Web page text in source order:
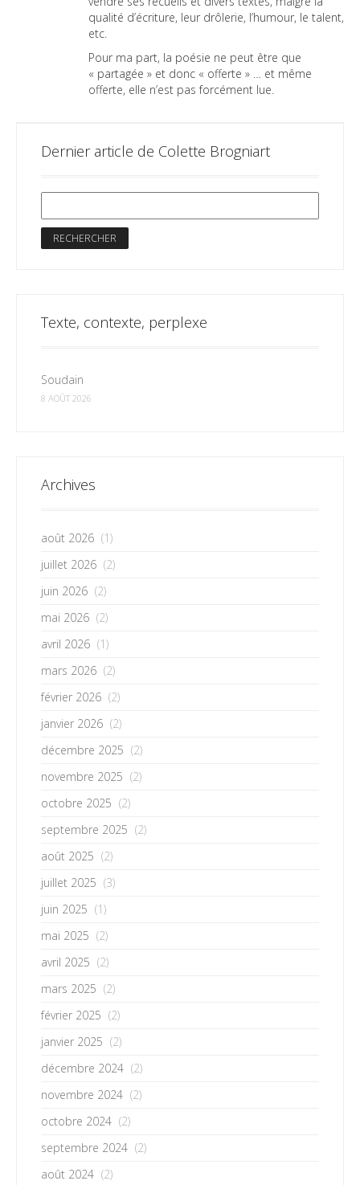
qualité d’écriture, leur drôlerie, l’humour, le talent,
etc.
Pour ma part, la poésie ne peut être que
« partagée » et donc « offerte » … et même
offerte, elle n’est pas forcément lue.
Dernier article de Colette Brogniart
Texte, contexte, perplexe
Soudain
8 AOÛT 2026
Archives
août 2026 (1)
juillet 2026 (2)
juin 2026 (2)
mai 2026 (2)
avril 2026 (1)
mars 2026 (2)
février 2026 (2)
janvier 2026 (2)
décembre 2025 (2)
novembre 2025 (2)
octobre 2025 (2)
septembre 2025 (2)
août 2025 (2)
juillet 2025 (3)
juin 2025 (1)
mai 2025 (2)
avril 2025 (2)
mars 2025 (2)
février 2025 (2)
janvier 2025 (2)
décembre 2024 (2)
novembre 2024 (2)
octobre 2024 (2)
septembre 2024 (2)
août 2024 (2)